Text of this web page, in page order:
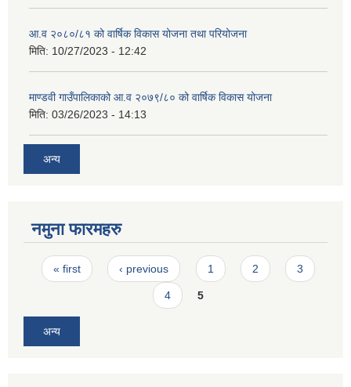
आ.व २०८०/८१ को वार्षिक विकास योजना तथा परियोजना
मिति: 10/27/2023 - 12:42
माण्डवी गाउँपालिकाको आ.व २०७९/८० को वार्षिक विकास योजना
मिति: 03/26/2023 - 14:13
अन्य
नमुना फारमहरु
Pages
« first ‹ previous 1 2 3
4 5
अन्य